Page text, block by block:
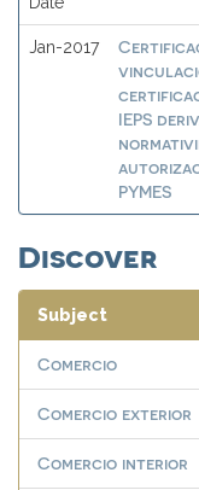
Jan-2017
IEPS
PYMES
Discover
Subject
Comercio
Comercio exterior
Comercio interior